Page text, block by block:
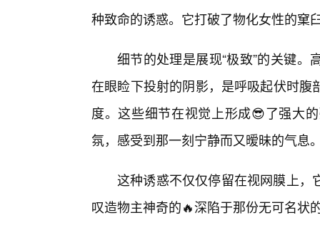
种致命的诱惑。它打破了物化女性的窠
细节的处理是展现“极致”的关键
在眼睑下投射的阴影，是呼吸起伏时
度。这些细节在视觉上形成😎了强大
氛，感受到那一刻宁静而又暧昧的气息
这种诱惑不仅仅停留在视网膜上，
叹造物主神奇的🔥深陷于那份无可名状